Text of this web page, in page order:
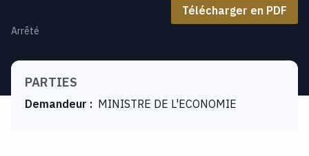
Télécharger en PDF
Arrêté
PARTIES
Demandeur : MINISTRE DE L'ECONOMIE